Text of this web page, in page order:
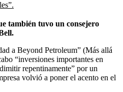
también tuvo un consejero
a Beyond Petroleum” (Más allá
“inversiones importantes en
repentinamente” por un
volvió a poner el acento en el